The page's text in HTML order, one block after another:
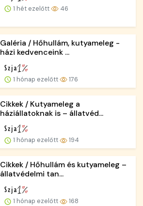
1 hét ezelőtt 46
Galéria / Hőhullám, kutyameleg -
házi kedvenceink ...
1 hónap ezelőtt 176
Cikkek / Kutyameleg a
háziállatoknak is – állatvéd...
1 hónap ezelőtt 194
Cikkek / Hőhullám és kutyameleg –
állatvédelmi tan...
1 hónap ezelőtt 168